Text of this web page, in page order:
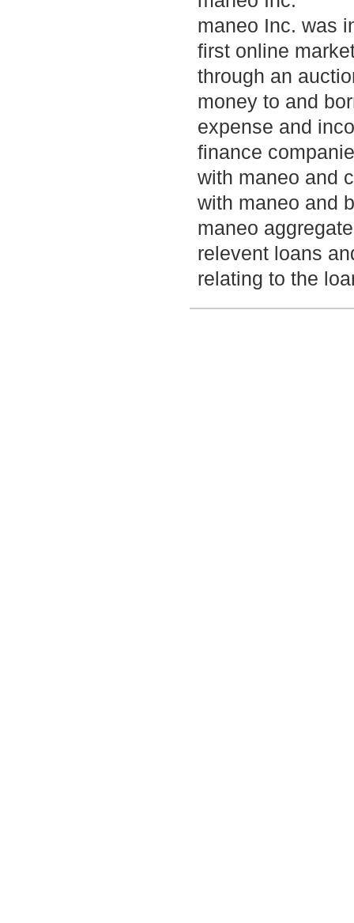
maneo Inc. was
first online
through an
money to and
expense and
finance
with maneo and
with maneo and
maneo
relevent loans
relating to the